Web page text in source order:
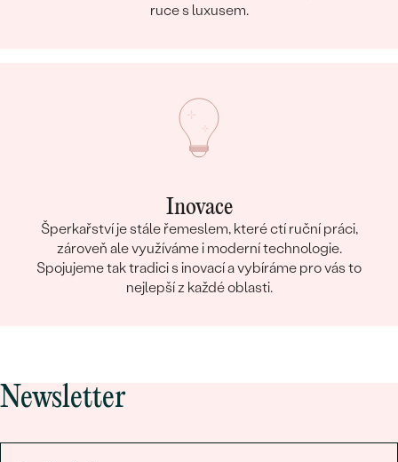
ruce s luxusem.
Inovace
Šperkařství je stále řemeslem, které ctí ruční práci,
zároveň ale využíváme i moderní technologie.
Spojujeme tak tradici s inovací a vybíráme pro vás to
nejlepší z každé oblasti.
Newsletter